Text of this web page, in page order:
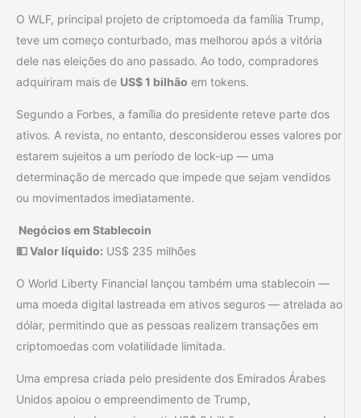
O WLF, principal projeto de criptomoeda da família Trump,
teve um começo conturbado, mas melhorou após a vitória
dele nas eleições do ano passado. Ao todo, compradores
adquiriram mais de US$ 1 bilhão em tokens.
Segundo a Forbes, a família do presidente reteve parte dos
ativos. A revista, no entanto, desconsiderou esses valores por
estarem sujeitos a um período de lock-up — uma
determinação de mercado que impede que sejam vendidos
ou movimentados imediatamente.
Negócios em Stablecoin
💵 Valor líquido: US$ 235 milhões
O World Liberty Financial lançou também uma stablecoin —
uma moeda digital lastreada em ativos seguros — atrelada ao
dólar, permitindo que as pessoas realizem transações em
criptomoedas com volatilidade limitada.
Uma empresa criada pelo presidente dos Emirados Árabes
Unidos apoiou o empreendimento de Trump,